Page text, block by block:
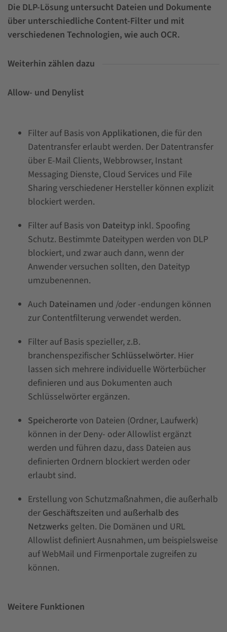
Die DLP-Lösung untersucht Dateien und Dokumente
über unterschiedliche Content-Filter und mit
verschiedenen Technologien, wie auch OCR.
Weiterhin zählen dazu
Allow- und Denylist
Filter auf Basis von Applikationen, die für den
Datentransfer erlaubt werden. Der Datentransfer
über E-Mail Clients, Webbrowser, Instant
Messaging Dienste, Cloud Services und File
Sharing verschiedener Hersteller können explizit
blockiert werden.
Filter auf Basis von Dateityp inkl. Spoofing
Schutz. Bestimmte Dateitypen werden von DLP
blockiert, und zwar auch dann, wenn der
Anwender versuchen sollten, den Dateityp
umzubenennen.
Auch Dateinamen und /oder -endungen können
zur Contentfilterung verwendet werden.
Filter auf Basis spezieller, z.B.
branchenspezifischer Schlüsselwörter. Hier
lassen sich mehrere individuelle Wörterbücher
definieren und aus Dokumenten auch
Schlüsselwörter ergänzen.
Speicherorte von Dateien (Ordner, Laufwerk)
können in der Deny- oder Allowlist ergänzt
werden und führen dazu, dass Dateien aus
definierten Ordnern blockiert werden oder
erlaubt sind.
Erstellung von Schutzmaßnahmen, die außerhalb
der Geschäftszeiten und außerhalb des
Netzwerks gelten. Die Domänen und URL
Allowlist definiert Ausnahmen, um beispielsweise
auf WebMail und Firmenportale zugreifen zu
können.
Weitere Funktionen